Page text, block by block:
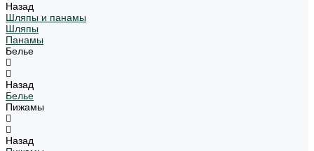
Назад
Шляпы и панамы
Шляпы
Панамы
Белье
Назад
Белье
Пижамы
Назад